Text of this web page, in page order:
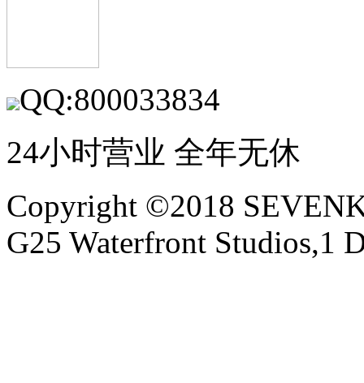
QQ:800033834
24小时营业 全年无休
Copyright ©2018
G25 Waterfront Studios,1